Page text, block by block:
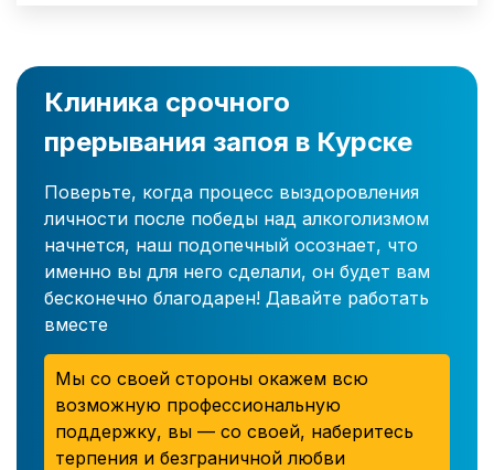
Клиника срочного
прерывания запоя в Курске
Поверьте, когда процесс выздоровления
личности после победы над алкоголизмом
начнется, наш подопечный осознает, что
именно вы для него сделали, он будет вам
бесконечно благодарен! Давайте работать
вместе
Мы со своей стороны окажем всю
возможную профессиональную
поддержку, вы — со своей, наберитесь
терпения и безграничной любви